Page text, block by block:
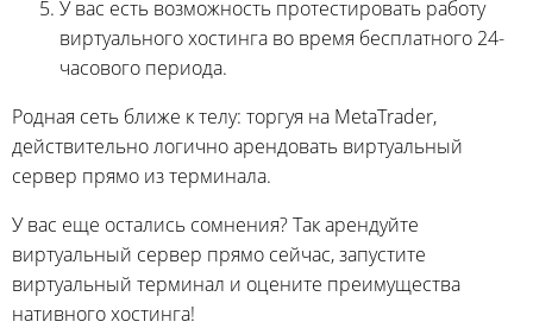
У вас есть возможность протестировать работу
виртуального хостинга во время бесплатного 24-
часового периода.
Родная сеть ближе к телу: торгуя на MetaTrader,
действительно логично арендовать виртуальный
сервер прямо из терминала.
У вас еще остались сомнения? Так арендуйте
виртуальный сервер прямо сейчас, запустите
виртуальный терминал и оцените преимущества
нативного хостинга!